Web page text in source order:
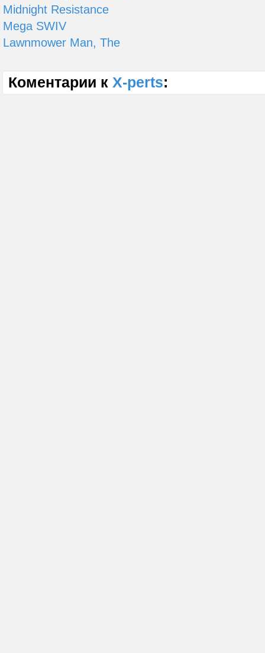
Midnight Resistance
Mega SWIV
Lawnmower Man, The
Коментарии к X-perts: